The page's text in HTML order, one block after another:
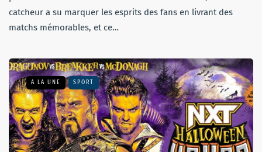
catcheur a su marquer les esprits des fans en livrant des
matchs mémorables, et ce…
A LA UNE SPORT